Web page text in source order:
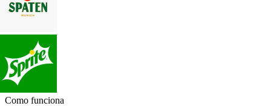
Como funciona